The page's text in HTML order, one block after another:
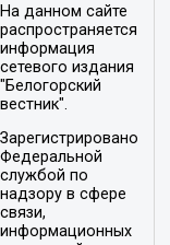
На данном сайте
распространяется
информация
сетевого издания
"Белогорский
вестник".
Зарегистрировано
Федеральной
службой по
надзору в сфере
связи,
информационных